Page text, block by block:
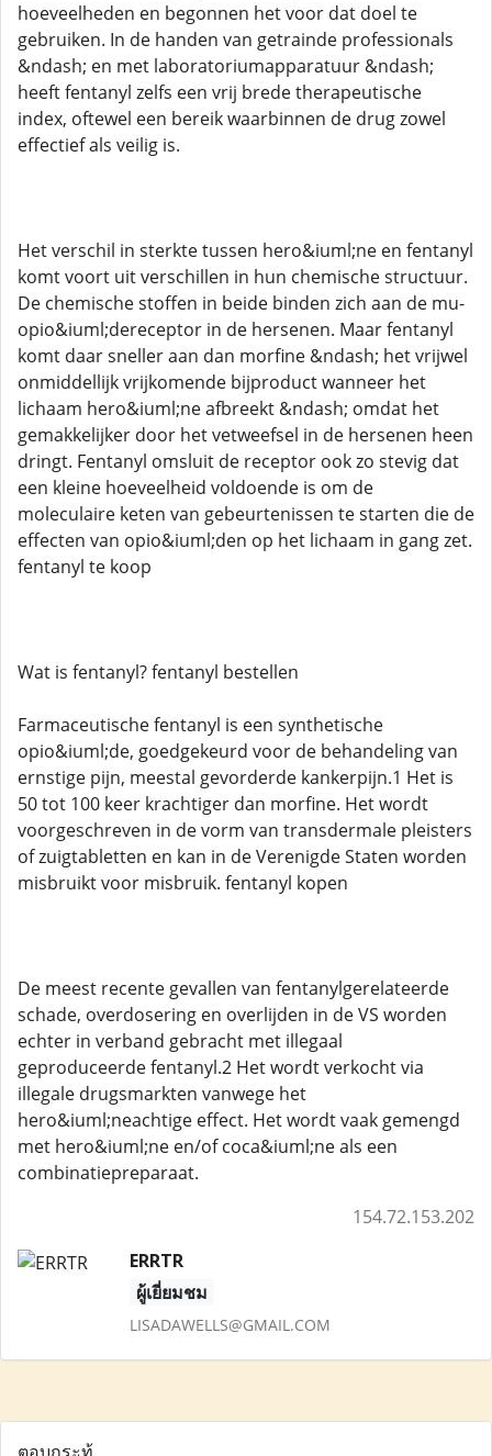
hoeveelheden en begonnen het voor dat doel te
gebruiken. In de handen van getrainde professionals
&ndash; en met laboratoriumapparatuur &ndash;
heeft fentanyl zelfs een vrij brede therapeutische
index, oftewel een bereik waarbinnen de drug zowel
effectief als veilig is.
Het verschil in sterkte tussen hero&iuml;ne en fentanyl
komt voort uit verschillen in hun chemische structuur.
De chemische stoffen in beide binden zich aan de mu-
opio&iuml;dereceptor in de hersenen. Maar fentanyl
komt daar sneller aan dan morfine &ndash; het vrijwel
onmiddellijk vrijkomende bijproduct wanneer het
lichaam hero&iuml;ne afbreekt &ndash; omdat het
gemakkelijker door het vetweefsel in de hersenen heen
dringt. Fentanyl omsluit de receptor ook zo stevig dat
een kleine hoeveelheid voldoende is om de
moleculaire keten van gebeurtenissen te starten die de
effecten van opio&iuml;den op het lichaam in gang zet.
fentanyl te koop
Wat is fentanyl? fentanyl bestellen
Farmaceutische fentanyl is een synthetische
opio&iuml;de, goedgekeurd voor de behandeling van
ernstige pijn, meestal gevorderde kankerpijn.1 Het is
50 tot 100 keer krachtiger dan morfine. Het wordt
voorgeschreven in de vorm van transdermale pleisters
of zuigtabletten en kan in de Verenigde Staten worden
misbruikt voor misbruik. fentanyl kopen
De meest recente gevallen van fentanylgerelateerde
schade, overdosering en overlijden in de VS worden
echter in verband gebracht met illegaal
geproduceerde fentanyl.2 Het wordt verkocht via
illegale drugsmarkten vanwege het
hero&iuml;neachtige effect. Het wordt vaak gemengd
met hero&iuml;ne en/of coca&iuml;ne als een
combinatiepreparaat.
154.72.153.202
ERRTR
ผู้เยี่ยมชม
LISADAWELLS@GMAIL.COM